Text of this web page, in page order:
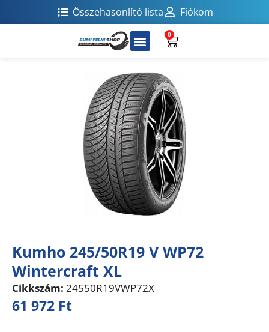
Összehasonlító lista Fiókom
0
Kumho 245/50R19 V WP72
Wintercraft XL
Cikkszám: 24550R19VWP72X
61 972 Ft